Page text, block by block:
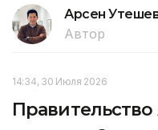
Арсен
Автор
14:34, 30 Июля 2026